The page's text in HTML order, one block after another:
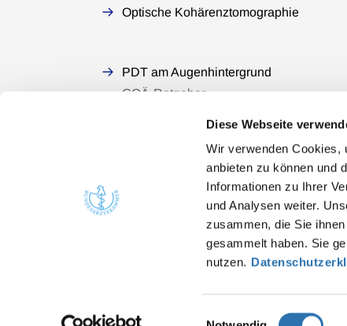
Diese Webseite
Wir verwenden Cookies,
anbieten zu können und
Informationen zu Ihrer
und Analysen weiter.
zusammen, die Sie
gesammelt haben. Sie
nutzen.
Einwilligungsauswahl
Optische Kohärenztomographie
PDT am Augenhintergrund
GOÄ-Ratgeber
Quicklinks
Gesundheitsfachberufe